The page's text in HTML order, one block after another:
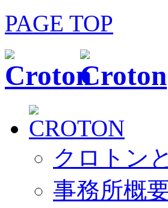
PAGE TOP
クロトン
事務所概